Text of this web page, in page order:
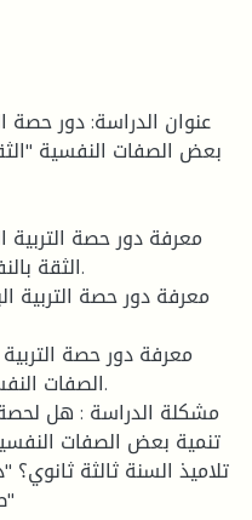
عنوان الدراسة: دور حصة
بعض الصفات النفسية
معرفة دور حصة التربية
الثقة
معرفة دور حصة التربية
معرفة دور حصة
الصفات
مشكلة الدراسة : هل لحصة
تنمية بعض الصفات
تلاميذ السنة ثالثة